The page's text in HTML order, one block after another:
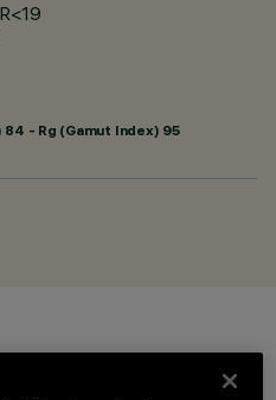
- Rg (Gamut Index) 95